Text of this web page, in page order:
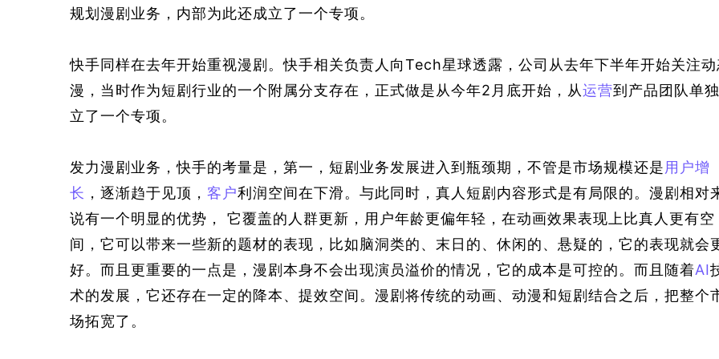
规划漫剧业务，内部为此还成立了一个专项。
快手同样在去年开始重视漫剧。快手相关负责人 向Tech星球透露，公司从去年下半年开始关注动
漫，当时作为短剧行业的一个附属分支存在，正式做是从今年2月底开始，从运营到产品团队单
立了一个专项。
发力漫剧业务，快手的考量是，第一，短剧业务发展进入到瓶颈期，不管是市场规模还是用户增
长 ，逐渐趋于见顶， 客户利润空间在下滑。与此同时，真人短剧内容形式是有局限的。漫剧相对
说有一个明显的优势， 它覆盖的人群更新，用户年龄更偏年轻，在动画效果表现上比真人更有空
间，它可以带来一些新的题材的表现，比如脑洞类的、末日的、休闲的、悬疑的，它的表现就会
好。而且更重要的一点是，漫剧本身不会出现演员溢价的情况，它的成本是可控的。而且随着AI
术的发展，它还存在一定的降本、提效空间。漫剧将传统的动画、动漫和短剧结合之后，把整个
场拓宽了。